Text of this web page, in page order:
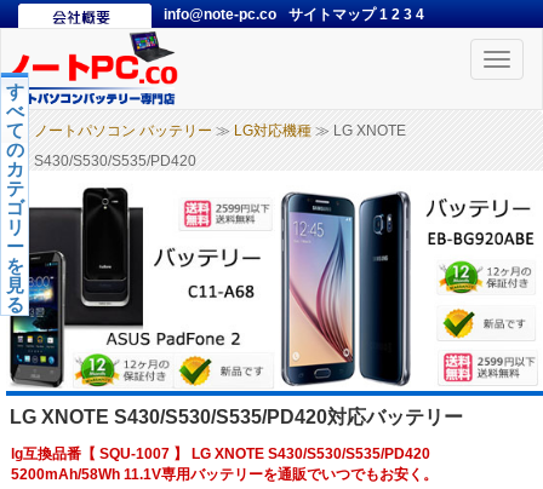
info@note-pc.co サイトマップ1 2 3 4
Toggle
ノートパソコン バッテリー ≫ LG対応機種 ≫ LG XNOTE
S430/S530/S535/PD420
す
べ
て
の
カ
テ
ゴ
リ
ー
を
見
る
LG XNOTE S430/S530/S535/PD420対応バッテリー
lg互換品番【 SQU-1007 】 LG XNOTE S430/S530/S535/PD420
5200mAh/58Wh 11.1V専用バッテリーを通販でいつでもお安く。